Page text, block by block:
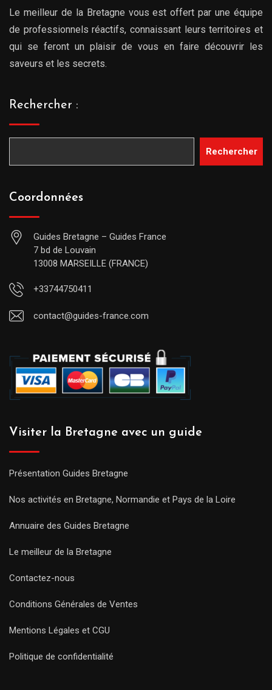
Le meilleur de la Bretagne vous est offert par une équipe
de professionnels réactifs, connaissant leurs territoires et
qui se feront un plaisir de vous en faire découvrir les
saveurs et les secrets.
Rechercher :
Rechercher
Coordonnées
Guides Bretagne – Guides France
7 bd de Louvain
13008 MARSEILLE (FRANCE)
+33744750411
contact@guides-france.com
Visiter la Bretagne avec un guide
Présentation Guides Bretagne
Nos activités en Bretagne, Normandie et Pays de la Loire
Annuaire des Guides Bretagne
Le meilleur de la Bretagne
Contactez-nous
Conditions Générales de Ventes
Mentions Légales et CGU
Politique de confidentialité